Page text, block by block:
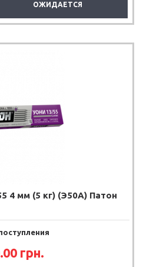
ОЖИДАЕТСЯ
4 мм (5 кг) (Э50А) Патон
грн.